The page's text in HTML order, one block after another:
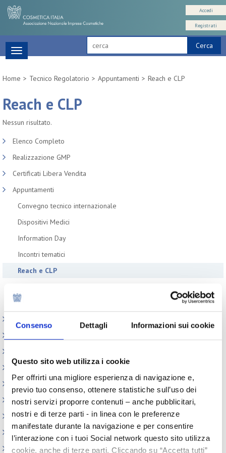
Consenso Dettagli Informazioni sui cookie
Questo sito web utilizza i cookie
Per offrirti una migliore esperienza di navigazione e,
previo tuo consenso, ottenere statistiche sull’uso dei
nostri servizi proporre contenuti – anche pubblicitari,
nostri e di terze parti - in linea con le preferenze
manifestate durante la navigazione e per consentire
l’interazione con i tuoi Social network questo sito utilizza
cookie, anche di terze parti. Cliccando su “Accetta tutti”
Cerca
Accedi
Registrati
Toggle
navigation
Home
Tecnico Regolatorio Appuntamenti Reach e CLP
Reach e CLP
Nessun risultato.
Elenco Completo
Realizzazione GMP
Certificati Libera Vendita
Appuntamenti
Convegno tecnico internazionale
Dispositivi Medici
Information Day
Incontri tematici
Reach e CLP
Webinar
Produzione e confezionamento
REACH e CLP
Sicurezza Prodotti cosmetici
Altre normative